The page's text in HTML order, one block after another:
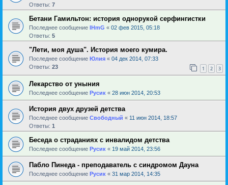
Ответы: 7
Бетани Гамильтон: история однорукой серфингистки
Последнее сообщение IHmG « 02 фев 2015, 05:18
Ответы: 5
"Лети, моя душа". История моего кумира.
Последнее сообщение Юлия « 04 дек 2014, 07:33
Ответы: 23 1 2 3
Лекарство от уныния
Последнее сообщение Русик « 28 июн 2014, 20:53
История двух друзей детства
Последнее сообщение Свободный « 11 июн 2014, 18:57
Ответы: 1
Беседа о страданиях с инвалидом детства
Последнее сообщение Русик « 19 май 2014, 23:56
Пабло Пинеда - преподаватель с синдромом Дауна
Последнее сообщение Русик « 31 мар 2014, 14:35